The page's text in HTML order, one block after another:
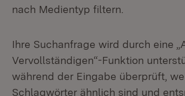
nach Medientyp filtern.
Ihre Suchanfrage wird durch eine
Vervollständigen“-Funktion
während der Eingabe überprüft,
Schlagwörter ähnlich sind und